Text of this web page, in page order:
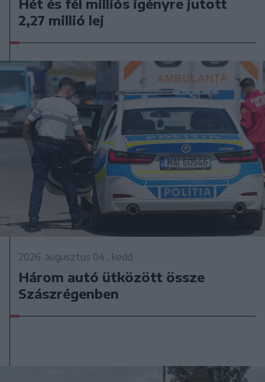
Hét és fél milliós igényre jutott
2,27 millió lej
2026. augusztus 04., kedd
Három autó ütközött össze
Szászrégenben